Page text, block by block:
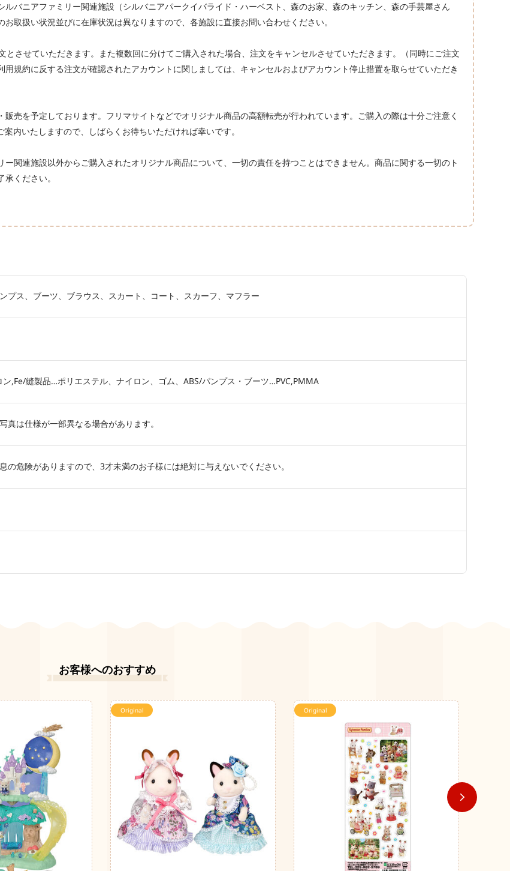
バニアファミリー関連施設（シルバニアパークイバライド・ハーベスト、森のお家、森のキッチン、森の手芸屋さん
取扱い状況並びに在庫状況は異なりますので、各施設に直接お問い合わせください。
とさせていただきます。また複数回に分けてご購入された場合、注文をキャンセルさせていただきます。（同時にご注文
規約に反する注文が確認されたアカウントに関しましては、キャンセルおよびアカウント停止措置を取らせていただき
売を予定しております。フリマサイトなどでオリジナル商品の高額転売が行われています。ご購入の際は十分ご注意く
内いたしますので、しばらくお待ちいただければ幸いです。
関連施設以外からご購入されたオリジナル商品について、一切の責任を持つことはできません。商品に関する一切のト
ください。
プス、ブーツ、ブラウス、スカート、コート、スカーフ、マフラー
ン,Fe/縫製品…ポリエステル、ナイロン、ゴム、ABS/パンプス・ブーツ…PVC,PMMA
真は仕様が一部異なる場合があります。
の危険がありますので、3才未満のお子様には絶対に与えないでください。
お客様へのおすすめ
Original Original